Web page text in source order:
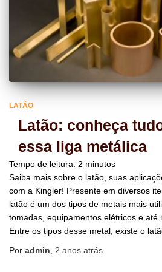
LATÃO
Latão: conheça
essa liga metálica
Tempo de leitura: 2 minutos
Saiba mais sobre o latão, suas
com a Kingler! Presente em diversos
latão é um dos tipos de metais mais
tomadas, equipamentos elétricos e até
Entre os tipos desse metal, existe o
Por admin 2 anos atrás